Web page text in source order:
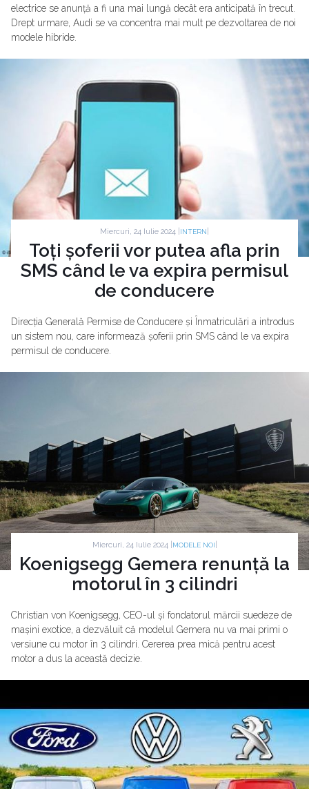
electrice se anunță a fi una mai lungă decât era anticipată în trecut.
Drept urmare, Audi se va concentra mai mult pe dezvoltarea de noi
modele hibride.
Miercuri, 24 Iulie 2024 | INTERN
Toți șoferii vor putea afla prin
SMS când le va expira permisul
de conducere
Direcția Generală Permise de Conducere și Înmatriculări a introdus
un sistem nou, care informează șoferii prin SMS când le va expira
permisul de conducere.
Miercuri, 24 Iulie 2024 | MODELE NOI
Koenigsegg Gemera renunță la
motorul în 3 cilindri
Christian von Koenigsegg, CEO-ul și fondatorul mărcii suedeze de
mașini exotice, a dezvăluit că modelul Gemera nu va mai primi o
versiune cu motor în 3 cilindri. Cererea prea mică pentru acest
motor a dus la această decizie.